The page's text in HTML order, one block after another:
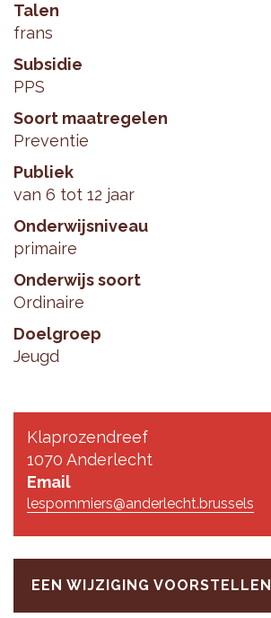
Talen
frans
Subsidie
PPS
Soort maatregelen
Preventie
Publiek
van 6 tot 12 jaar
Onderwijsniveau
primaire
Onderwijs soort
Ordinaire
Doelgroep
Jeugd
Klaprozendreef
1070 Anderlecht
Email
lespommiers@anderlecht.brussels
EEN WIJZIGING VOORSTELLEN